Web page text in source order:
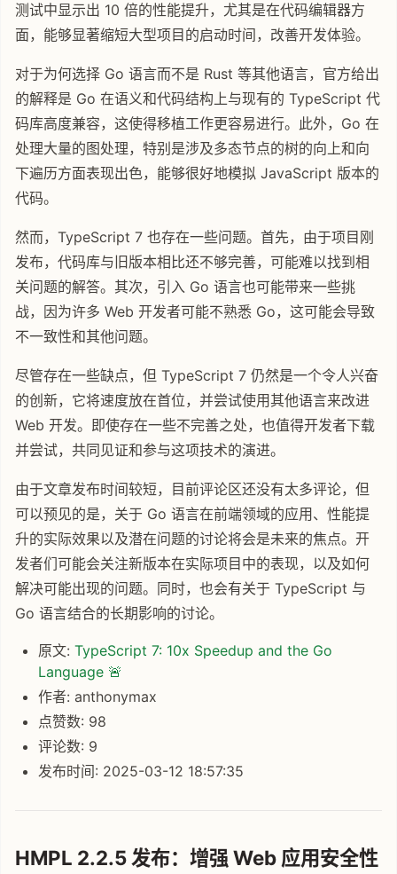
测试中显示出 10 倍的性能提升，尤其是在代码编辑器方
面，能够显著缩短大型项目的启动时间，改善开发体验。
对于为何选择 Go 语言而不是 Rust 等其他语言，官方给出
的解释是 Go 在语义和代码结构上与现有的 TypeScript 代
码库高度兼容，这使得移植工作更容易进行。此外，Go 在
处理大量的图处理，特别是涉及多态节点的树的向上和向
下遍历方面表现出色，能够很好地模拟 JavaScript 版本的
代码。
然而，TypeScript 7 也存在一些问题。首先，由于项目刚
发布，代码库与旧版本相比还不够完善，可能难以找到相
关问题的解答。其次，引入 Go 语言也可能带来一些挑
战，因为许多 Web 开发者可能不熟悉 Go，这可能会导致
不一致性和其他问题。
尽管存在一些缺点，但 TypeScript 7 仍然是一个令人兴奋
的创新，它将速度放在首位，并尝试使用其他语言来改进
Web 开发。即使存在一些不完善之处，也值得开发者下载
并尝试，共同见证和参与这项技术的演进。
由于文章发布时间较短，目前评论区还没有太多评论，但
可以预见的是，关于 Go 语言在前端领域的应用、性能提
升的实际效果以及潜在问题的讨论将会是未来的焦点。开
发者们可能会关注新版本在实际项目中的表现，以及如何
解决可能出现的问题。同时，也会有关于 TypeScript 与
Go 语言结合的长期影响的讨论。
原文: TypeScript 7: 10x Speedup and the Go
Language 🚨
作者: anthonymax
点赞数: 98
评论数: 9
发布时间: 2025-03-12 18:57:35
HMPL 2.2.5 发布：增强 Web 应用安全性